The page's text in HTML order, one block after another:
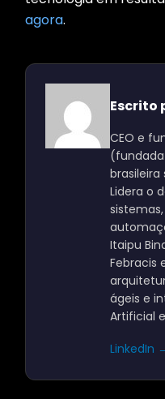
agora.
Escrito
CEO e
brasileira
Lidera o
Itaipu
Febracis
ágeis e
Artificial
LinkedIn